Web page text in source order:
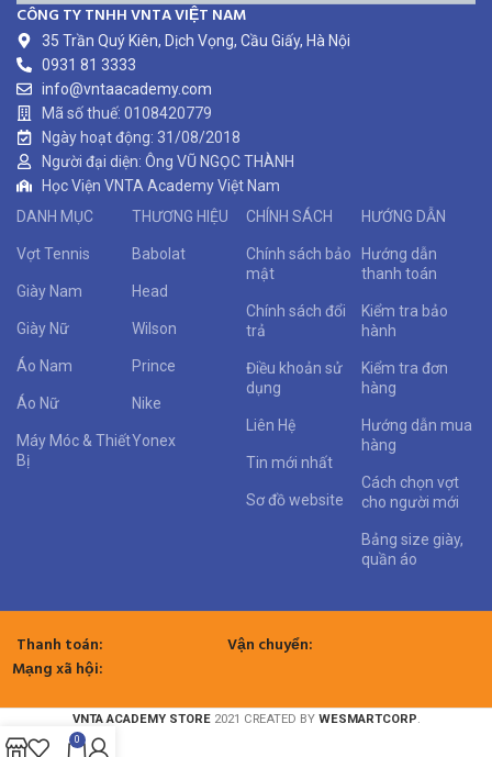
CÔNG TY TNHH VNTA VIỆT NAM
35 Trần Quý Kiên, Dịch Vọng, Cầu Giấy, Hà Nội
0931 81 3333
info@vntaacademy.com
Mã số thuế: 0108420779
Ngày hoạt động: 31/08/2018
Người đại diện: Ông VŨ NGỌC THÀNH
Học Viện VNTA Academy Việt Nam
DANH MỤC
Vợt Tennis
Giày Nam
Giày Nữ
Áo Nam
Áo Nữ
Máy Móc & Thiết
Bị
THƯƠNG HIỆU
Babolat
Head
Wilson
Prince
Nike
Yonex
CHÍNH SÁCH
Chính sách bảo
mật
Chính sách đổi
trả
Điều khoản sử
dụng
Liên Hệ
Tin mới nhất
Sơ đồ website
HƯỚNG DẪN
Hướng dẫn
thanh toán
Kiểm tra bảo
hành
Kiểm tra đơn
hàng
Hướng dẫn mua
hàng
Cách chọn vợt
cho người mới
Bảng size giày,
quần áo
Thanh toán:
Vận chuyển:
Mạng xã hội:
VNTA ACADEMY STORE 2021 CREATED BY WESMARTCORP.
0